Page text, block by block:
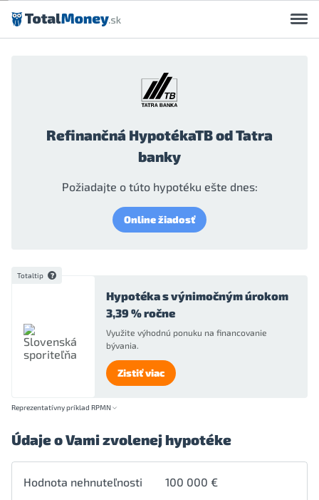
Preskočiť na obsah
Refinančná HypotékaTB od Tatra
banky
Požiadajte o túto hypotéku ešte dnes:
Online žiadosť
Totaltip
Hypotéka s výnimočným úrokom
3,39 % ročne
Využite výhodnú ponuku na financovanie
bývania.
Zistiť viac
Reprezentatívny príklad RPMN
Údaje o Vami zvolenej hypotéke
Hodnota nehnuteľnosti 100 000 €